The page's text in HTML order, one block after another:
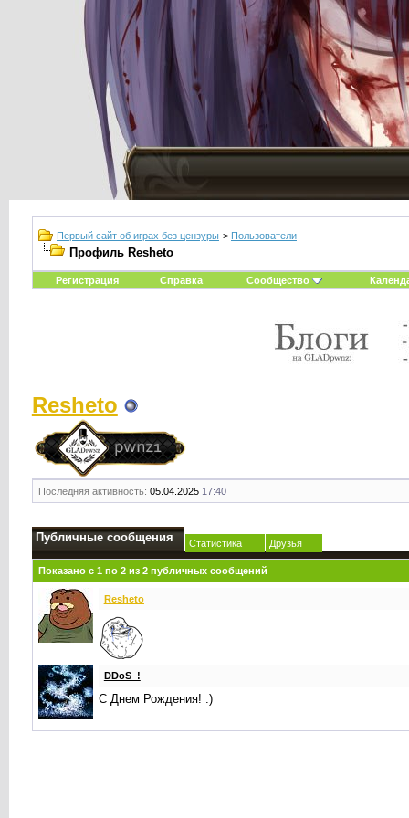
Первый сайт об играх без цензуры > Пользователи
Профиль Resheto
Регистрация Справка Сообщество
Resheto
Последняя активность: 05.04.2025 17:40
Публичные сообщения Статистика Друзья
Показано с 1 по 2из 2публичных сообщений
Resheto
DDoS_!
С Днем Рождения! :)